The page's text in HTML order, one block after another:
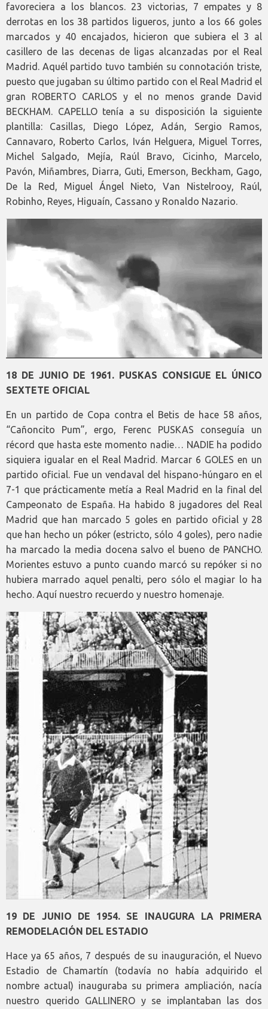
favoreciera a los blancos. 23 victorias, 7 empates y 8
derrotas en los 38 partidos ligueros, junto a los 66 goles
marcados y 40 encajados, hicieron que subiera el 3 al
casillero de las decenas de ligas alcanzadas por el Real
Madrid. Aquél partido tuvo también su connotación triste,
puesto que jugaban su último partido con el Real Madrid el
gran ROBERTO CARLOS y el no menos grande David
BECKHAM. CAPELLO tenía a su disposición la siguiente
plantilla: Casillas, Diego López, Adán, Sergio Ramos,
Cannavaro, Roberto Carlos, Iván Helguera, Miguel Torres,
Michel Salgado, Mejía, Raúl Bravo, Cicinho, Marcelo,
Pavón, Miñambres, Diarra, Guti, Emerson, Beckham, Gago,
De la Red, Miguel Ángel Nieto, Van Nistelrooy, Raúl,
Robinho, Reyes, Higuaín, Cassano y Ronaldo Nazario.
18 DE JUNIO DE 1961. PUSKAS CONSIGUE EL ÚNICO
SEXTETE OFICIAL
En un partido de Copa contra el Betis de hace 58 años,
“Cañoncito Pum”, ergo, Ferenc PUSKAS conseguía un
récord que hasta este momento nadie… NADIE ha podido
siquiera igualar en el Real Madrid. Marcar 6 GOLES en un
partido oficial. Fue un vendaval del hispano-húngaro en el
7-1 que prácticamente metía a Real Madrid en la final del
Campeonato de España. Ha habido 8 jugadores del Real
Madrid que han marcado 5 goles en partido oficial y 28
que han hecho un póker (estricto, sólo 4 goles), pero nadie
ha marcado la media docena salvo el bueno de PANCHO.
Morientes estuvo a punto cuando marcó su repóker si no
hubiera marrado aquel penalti, pero sólo el magiar lo ha
hecho. Aquí nuestro recuerdo y nuestro homenaje.
19 DE JUNIO DE 1954. SE INAUGURA LA PRIMERA
REMODELACIÓN DEL ESTADIO
Hace ya 65 años, 7 después de su inauguración, el Nuevo
Estadio de Chamartín (todavía no había adquirido el
nombre actual) inauguraba su primera ampliación, nacía
nuestro querido GALLINERO y se implantaban las dos